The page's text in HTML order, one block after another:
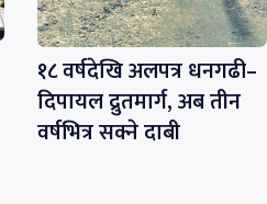
१८ वर्षदेखि अलपत्र धनगढी–
दिपायल द्रुतमार्ग, अब तीन
वर्षभित्र सक्ने दाबी